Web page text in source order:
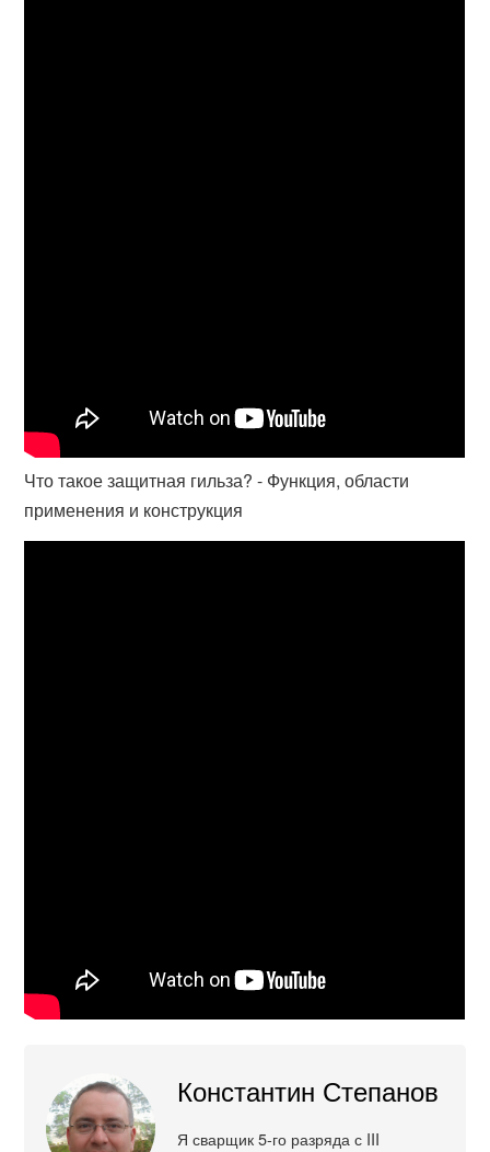
Что такое защитная гильза? - Функция, области
применения и конструкция
Константин Степанов
Я сварщик 5-го разряда с III